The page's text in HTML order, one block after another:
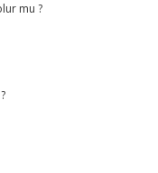
mu ?